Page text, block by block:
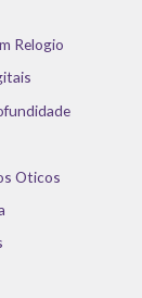
Relogio
Oticos